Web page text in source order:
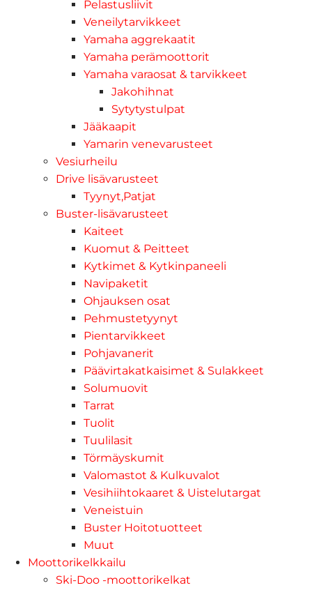
Pelastusliivit
Veneilytarvikkeet
Yamaha aggrekaatit
Yamaha perämoottorit
Yamaha varaosat & tarvikkeet
Jakohihnat
Sytytystulpat
Jääkaapit
Yamarin venevarusteet
Vesiurheilu
Drive lisävarusteet
Tyynyt,Patjat
Buster-lisävarusteet
Kaiteet
Kuomut & Peitteet
Kytkimet & Kytkinpaneeli
Navipaketit
Ohjauksen osat
Pehmustetyynyt
Pientarvikkeet
Pohjavanerit
Päävirtakatkaisimet & Sulakkeet
Solumuovit
Tarrat
Tuolit
Tuulilasit
Törmäyskumit
Valomastot & Kulkuvalot
Vesihiihtokaaret & Uistelutargat
Veneistuin
Buster Hoitotuotteet
Muut
Moottorikelkkailu
Ski-Doo -moottorikelkat